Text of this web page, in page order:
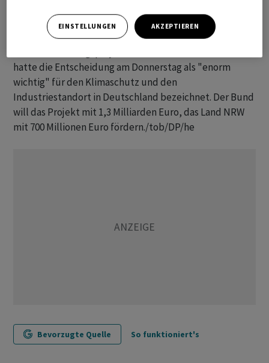
Laut Ministerium handelt es sich um das bislang grösste
hatte die Entscheidung am Donnerstag als "enorm
wichtig" für den Klimaschutz und den
Industriestandort in Deutschland bezeichnet. Der Bund
will das Projekt mit 1,3 Milliarden Euro, das Land NRW
mit 700 Millionen Euro fördern./tob/DP/he
Bevorzugte Quelle So funktioniert's
EINSTELLUNGEN AKZEPTIEREN